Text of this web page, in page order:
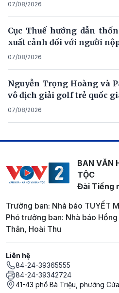
07/08/2026
Cục Thuế hướng dẫn
xuất cảnh đối với người
07/08/2026
Nguyễn Trọng Hoàng và
vô địch giải golf trẻ quốc
07/08/2026
BAN VĂN
TỘC
Đài Tiếng
Trưởng ban: Nhà báo TUYẾT
Phó trưởng ban: Nhà báo
Thân, Hoài Thu
Liên hệ
84-24-39365555
84-24-39342724
41-43 phố Bà Triệu, phường